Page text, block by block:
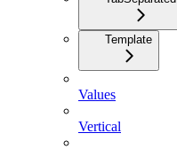
Template
Values
Vertical